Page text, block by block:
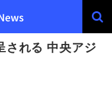
される 中央アジ